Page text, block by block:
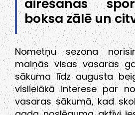
airēšanas
boksa zālē un
Nometņu sezona
maiņās visas vasaras
sākuma līdz augusta
vislielākā interese par
vasaras sākumā, kad